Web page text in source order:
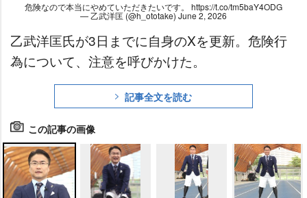
危険なので本当にやめていただきたいです。 https://t.co/tm5baY4ODG
— 乙武洋匡 (@h_ototake)June 2, 2026
乙武洋匡氏が3日までに自身のXを更新。危険行
為について、注意を呼びかけた。
記事全文を読む
この記事の画像